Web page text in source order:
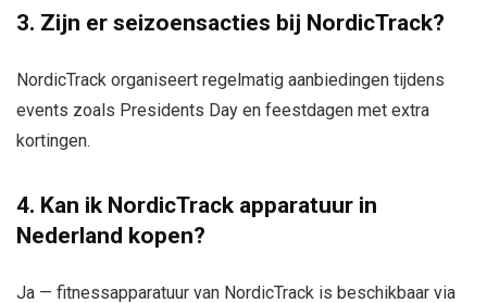
3. Zijn er seizoensacties bij NordicTrack?
NordicTrack organiseert regelmatig aanbiedingen tijdens
events zoals Presidents Day en feestdagen met extra
kortingen.
4. Kan ik NordicTrack apparatuur in
Nederland kopen?
Ja — fitnessapparatuur van NordicTrack is beschikbaar via